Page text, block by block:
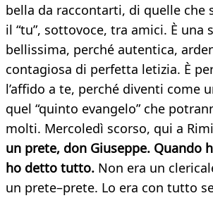
bella da raccontarti, di quelle che
il “tu”, sottovoce, tra amici. È una
bellissima, perché autentica,
contagiosa di perfetta letizia. È
l’affido a te, perché diventi come
quel “quinto evangelo” che
molti. Mercoledì scorso, qui a
un prete, don Giuseppe. Quando
ho detto tutto. Non era un
un prete–prete. Lo era con tutto